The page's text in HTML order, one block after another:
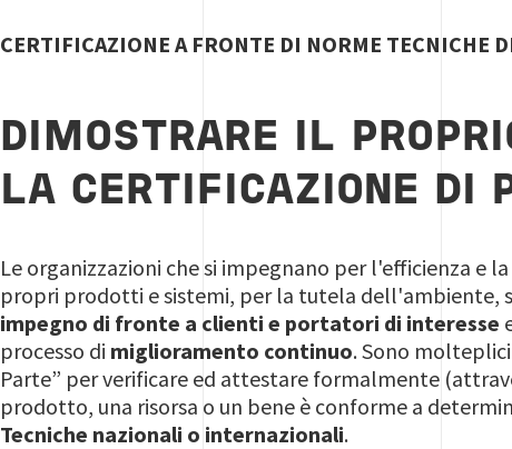
CERTIFICAZIONE A FRONTE DI NORME TECNICHE
DIMOSTRARE IL
LA CERTIFICAZIONE DI
Le organizzazioni che si impegnano per l'efficienza e
propri prodotti e sistemi, per la tutela dell'ambiente,
impegno di fronte a clienti e portatori di interesse
processo di miglioramento continuo. Sono
Parte” per verificare ed attestare formalmente
prodotto, una risorsa o un bene è conforme a
Tecniche nazionali o internazionali.